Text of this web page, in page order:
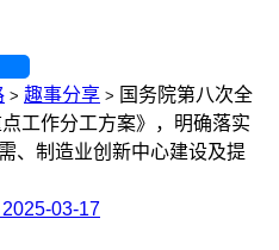
> 趣事分享 > 国务院第八次全
工作分工方案》，明确落实
、制造业创新中心建设及提
2025-03-17